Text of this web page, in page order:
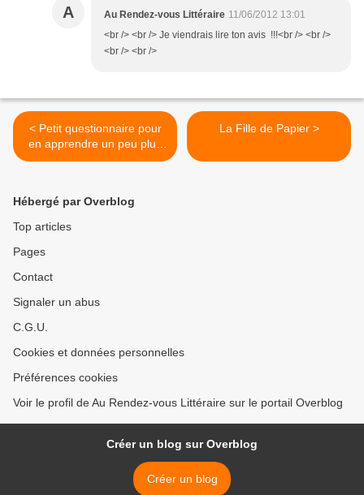
A Au Rendez-vous Littéraire 11/06/2012 13:01
<br /> <br /> Je viendrais lire ton avis !!!<br /> <br />
<br /> <br />
< Petit questionnaire pour
en apprendre un peu plus
sur la lectrice qui sommeille
La Fille de Papier >
Hébergé par Overblog
Top articles
Pages
Contact
Signaler un abus
C.G.U.
Cookies et données personnelles
Préférences cookies
Voir le profil de Au Rendez-vous Littéraire sur le portail Overblog
Créer un blog sur Overblog
Créer un blog